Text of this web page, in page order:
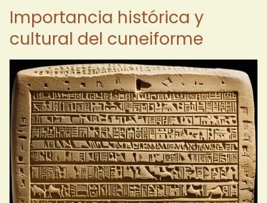
Importancia histórica y
cultural del cuneiforme